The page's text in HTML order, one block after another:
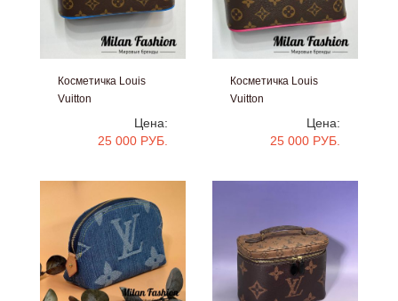
Косметичка Louis
Vuitton
Цена:
25 000 РУБ.
Косметичка Louis
Vuitton
Цена:
25 000 РУБ.